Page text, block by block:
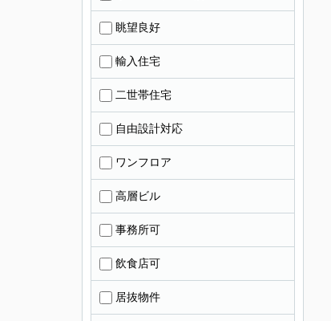
眺望良好
輸入住宅
二世帯住宅
自由設計対応
ワンフロア
高層ビル
事務所可
飲食店可
居抜物件